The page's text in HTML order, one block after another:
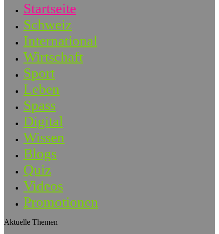
Startseite
Schweiz
International
Wirtschaft
Sport
Leben
Spass
Digital
Wissen
Blogs
Quiz
Videos
Promotionen
Aktuelle Themen